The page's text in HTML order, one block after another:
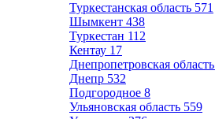
Туркестанская область 571
Шымкент 438
Туркестан 112
Кентау 17
Днепропетровская область
Днепр 532
Подгородное 8
Ульяновская область 559